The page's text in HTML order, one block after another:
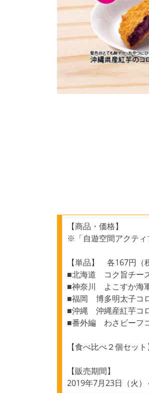
【商品・価格】
※「自遊空間アクティ
【単品】 各167円（
■北海道 コク旨チー
■神奈川 よこすか海
■福岡 博多明太子コ
■沖縄 沖縄産紅芋コ
■番外編 わさビーフ
【食べ比べ２個セッ
【販売期間】
2019年7月23日（火）